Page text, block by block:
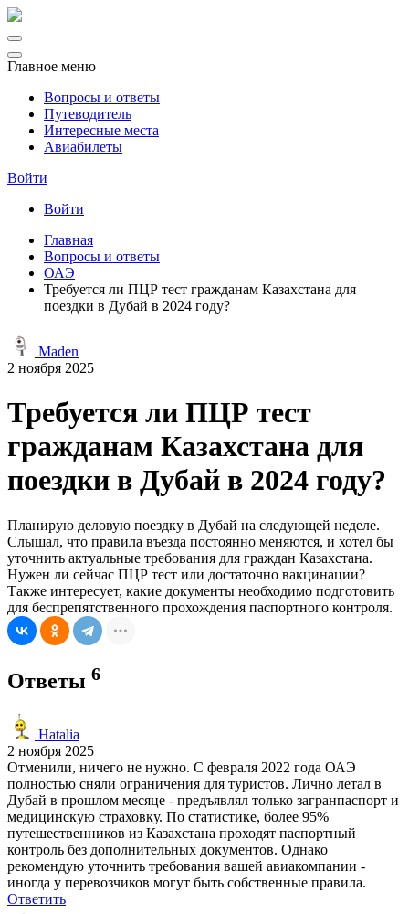
Главное меню
Вопросы и ответы
Путеводитель
Интересные места
Авиабилеты
Войти
Войти
Главная
Вопросы и ответы
ОАЭ
Требуется ли ПЦР тест гражданам Казахстана для
поездки в Дубай в 2024 году?
Maden
2 ноября 2025
Требуется ли ПЦР тест
гражданам Казахстана для
поездки в Дубай в 2024 году?
Планирую деловую поездку в Дубай на следующей неделе.
Слышал, что правила въезда постоянно меняются, и хотел бы
уточнить актуальные требования для граждан Казахстана.
Нужен ли сейчас ПЦР тест или достаточно вакцинации?
Также интересует, какие документы необходимо подготовить
для беспрепятственного прохождения паспортного контроля.
Ответы 6
Нatalia
2 ноября 2025
Отменили, ничего не нужно. С февраля 2022 года ОАЭ
полностью сняли ограничения для туристов. Лично летал в
Дубай в прошлом месяце - предъявлял только загранпаспорт и
медицинскую страховку. По статистике, более 95%
путешественников из Казахстана проходят паспортный
контроль без дополнительных документов. Однако
рекомендую уточнить требования вашей авиакомпании -
иногда у перевозчиков могут быть собственные правила.
Ответить